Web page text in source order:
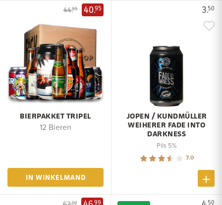
44.95 40.95
BIERPAKKET TRIPEL
12 Bieren
IN WINKELMAND
3.50
JOPEN / KUNDMÜLLER
WEIHERER FADE INTO
DARKNESS
Pils 5%
7.0
30 99 50